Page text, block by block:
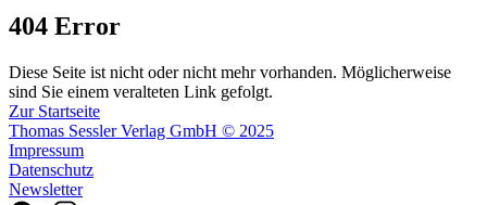
404 Error
Diese Seite ist nicht oder nicht mehr vorhanden. Möglicherweise
sind Sie einem veralteten Link gefolgt.
Zur Startseite
Thomas Sessler Verlag GmbH © 2025
Impressum
Datenschutz
Newsletter